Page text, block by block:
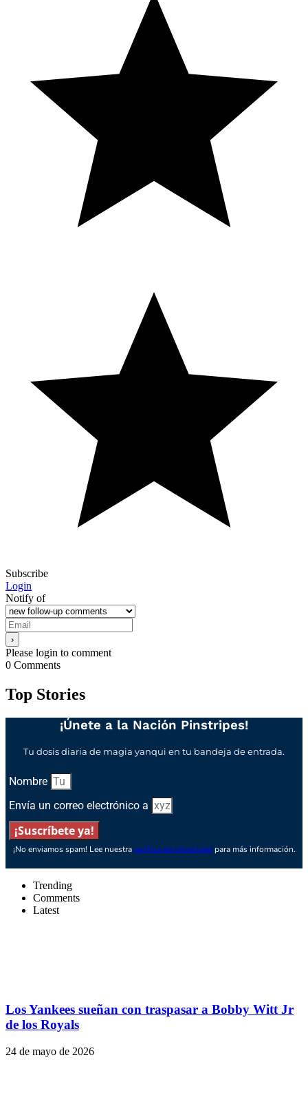
Subscribe
Login
Notify of
Please login to comment
0 Comments
Top Stories
¡Únete a la Nación Pinstripes!
Tu dosis diaria de magia yanqui en tu bandeja de entrada.
Nombre
Envía un correo electrónico a
¡Suscríbete ya!
¡No enviamos spam! Lee nuestra política de privacidad para más información.
Trending
Comments
Latest
Los Yankees sueñan con traspasar a Bobby Witt Jr
de los Royals
24 de mayo de 2026